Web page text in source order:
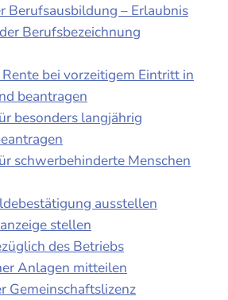
Berufsausbildung – Erlaubnis
Berufsbezeichnung
bei vorzeitigem Eintritt in
beantragen
besonders langjährig
schwerbehinderte Menschen
ausstellen
stellen
des Betriebs
Anlagen mitteilen
Gemeinschaftslizenz